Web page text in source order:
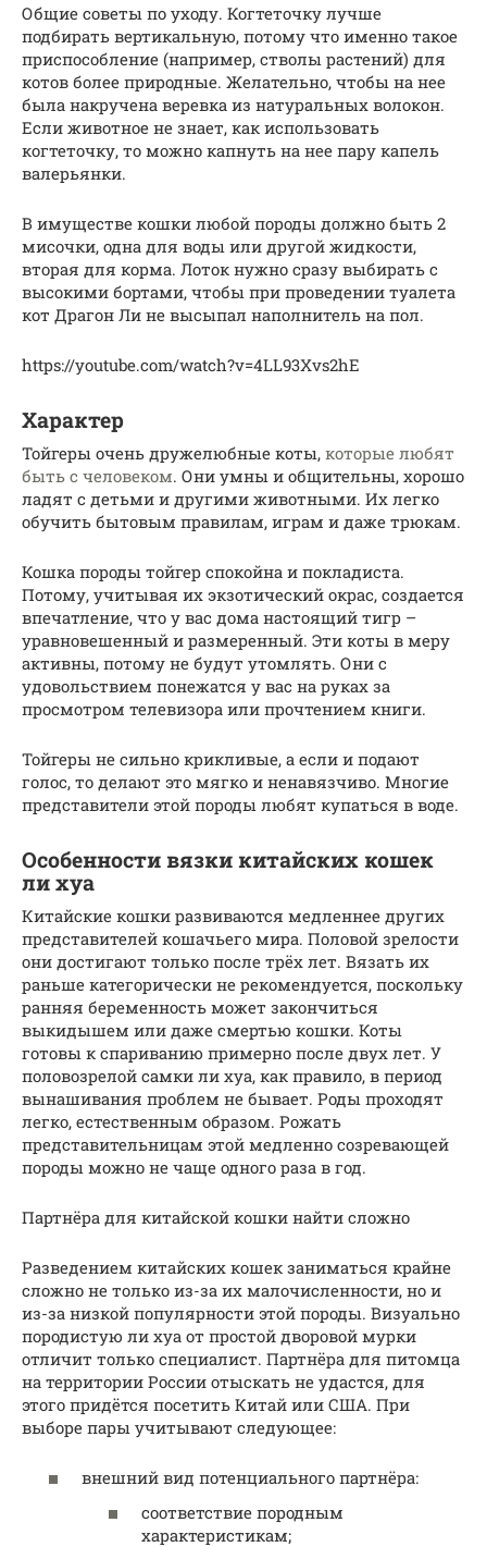
Общие советы по уходу. Когтеточку лучше
подбирать вертикальную, потому что именно такое
приспособление (например, стволы растений) для
котов более природные. Желательно, чтобы на нее
была накручена веревка из натуральных волокон.
Если животное не знает, как использовать
когтеточку, то можно капнуть на нее пару капель
валерьянки.
В имуществе кошки любой породы должно быть 2
мисочки, одна для воды или другой жидкости,
вторая для корма. Лоток нужно сразу выбирать с
высокими бортами, чтобы при проведении туалета
кот Драгон Ли не высыпал наполнитель на пол.
https://youtube.com/watch?v=4LL93Xvs2hE
Характер
Тойгеры очень дружелюбные коты, которые любят
быть с человеком. Они умны и общительны, хорошо
ладят с детьми и другими животными. Их легко
обучить бытовым правилам, играм и даже трюкам.
Кошка породы тойгер спокойна и покладиста.
Потому, учитывая их экзотический окрас, создается
впечатление, что у вас дома настоящий тигр –
уравновешенный и размеренный. Эти коты в меру
активны, потому не будут утомлять. Они с
удовольствием понежатся у вас на руках за
просмотром телевизора или прочтением книги.
Тойгеры не сильно крикливые, а если и подают
голос, то делают это мягко и ненавязчиво. Многие
представители этой породы любят купаться в воде.
Особенности вязки китайских кошек
ли хуа
Китайские кошки развиваются медленнее других
представителей кошачьего мира. Половой зрелости
они достигают только после трёх лет. Вязать их
раньше категорически не рекомендуется, поскольку
ранняя беременность может закончиться
выкидышем или даже смертью кошки. Коты
готовы к спариванию примерно после двух лет. У
половозрелой самки ли хуа, как правило, в период
вынашивания проблем не бывает. Роды проходят
легко, естественным образом. Рожать
представительницам этой медленно созревающей
породы можно не чаще одного раза в год.
Партнёра для китайской кошки найти сложно
Разведением китайских кошек заниматься крайне
сложно не только из-за их малочисленности, но и
из-за низкой популярности этой породы. Визуально
породистую ли хуа от простой дворовой мурки
отличит только специалист. Партнёра для питомца
на территории России отыскать не удастся, для
этого придётся посетить Китай или США. При
выборе пары учитывают следующее:
внешний вид потенциального партнёра:
соответствие породным
характеристикам;